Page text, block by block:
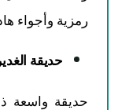
رمزية وأجواء
حديقة الغدير
حديقة واسعة